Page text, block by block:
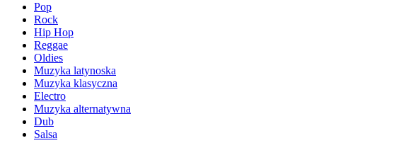
Pop
Rock
Hip Hop
Reggae
Oldies
Muzyka latynoska
Muzyka klasyczna
Electro
Muzyka alternatywna
Dub
Salsa